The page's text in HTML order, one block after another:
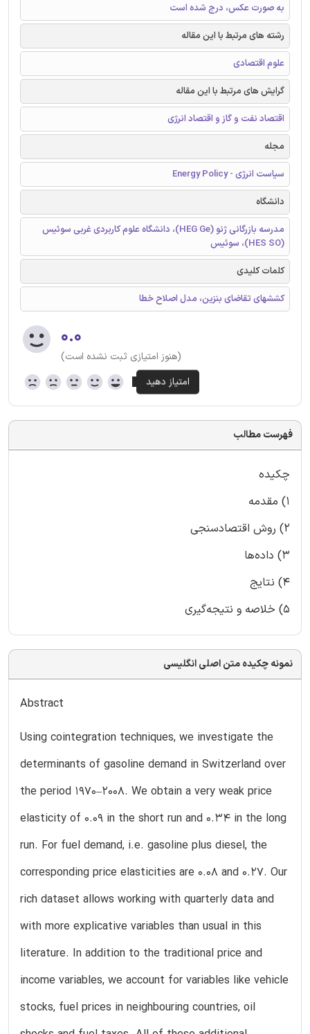
به صورت عکس، درج شده است
رشته های مرتبط با این مقاله
علوم اقتصادی
گرایش های مرتبط با این مقاله
اقتصاد نفت و گاز و اقتصاد انرژی
مجله
سیاست انرژی - Energy Policy
دانشگاه
مدرسه بازرگانی ژنو (HEG Ge)، دانشگاه علوم کاربردی غربی سوئیس
(HES SO)، سوئیس
کلمات کلیدی
کششهای تقاضای بنزین، مدل اصلاح خطا
۰.۰
(هنوز امتیازی ثبت نشده است)
فهرست مطالب
چکیده
1) مقدمه
2) روش اقتصادسنجی
3) داده‌ها
4) نتایج
5) خلاصه و نتیجه‌گیری
نمونه چکیده متن اصلی انگلیسی
Abstract
Using cointegration techniques, we investigate the
determinants of gasoline demand in Switzerland over
the period 1970–2008. We obtain a very weak price
elasticity of 0.09 in the short run and 0.34 in the long
run. For fuel demand, i.e. gasoline plus diesel, the
corresponding price elasticities are 0.08 and 0.27. Our
rich dataset allows working with quarterly data and
with more explicative variables than usual in this
literature. In addition to the traditional price and
income variables, we account for variables like vehicle
stocks, fuel prices in neighbouring countries, oil